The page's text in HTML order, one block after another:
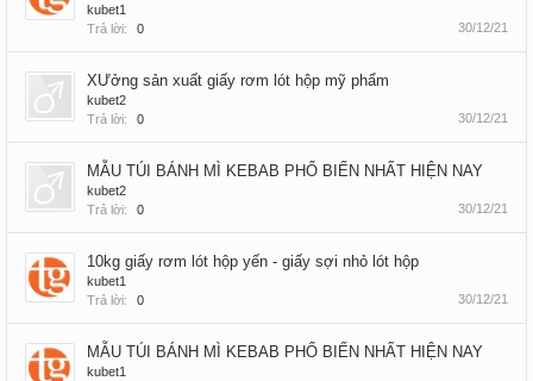
kubet1
Trả lời:
0 30/12/21
XƯởng sản xuất giấy rơm lót hộp mỹ phẩm
kubet2
Trả lời:
0 30/12/21
MẪU TÚI BÁNH MÌ KEBAB PHỔ BIẾN NHẤT HIỆN NAY
kubet2
Trả lời:
0 30/12/21
10kg giấy rơm lót hộp yến - giấy sợi nhỏ lót hộp
kubet1
Trả lời:
0 30/12/21
MẪU TÚI BÁNH MÌ KEBAB PHỔ BIẾN NHẤT HIỆN NAY
kubet1